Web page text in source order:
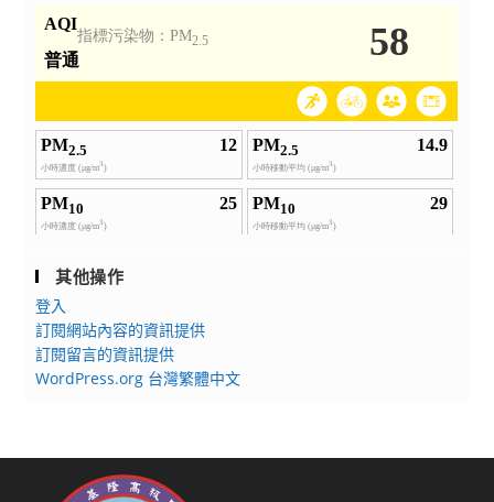
其他操作
登入
訂閱網站內容的資訊提供
訂閱留言的資訊提供
WordPress.org 台灣繁體中文